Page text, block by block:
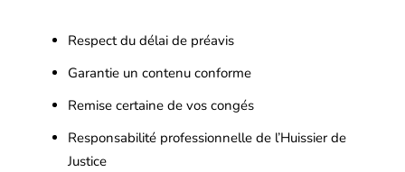
Respect du délai de préavis
Garantie un contenu conforme
Remise certaine de vos congés
Responsabilité professionnelle de l’Huissier de
Justice